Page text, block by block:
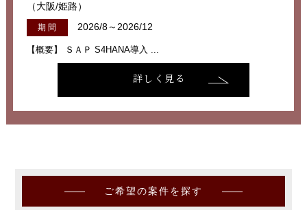
（大阪/姫路）
期 間 2026/8～2026/12
【概要】 ＳＡＰ S4HANA導入 ...
詳しく見る
ご希望の案件を探す